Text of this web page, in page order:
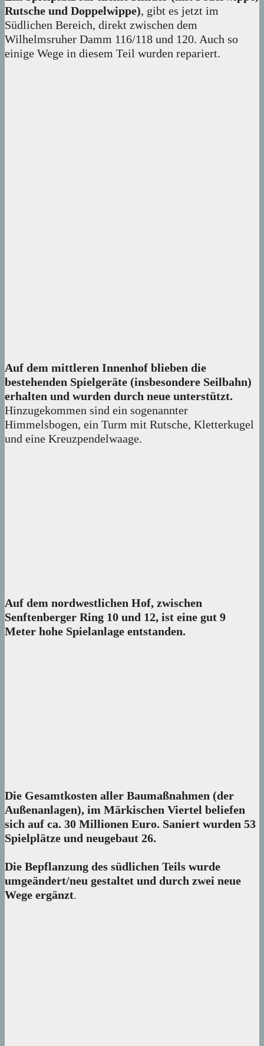
Rutsche und Doppelwippe), gibt es jetzt im
Südlichen Bereich, direkt zwischen dem
Wilhelmsruher Damm 116/118 und 120. Auch so
einige Wege in diesem Teil wurden repariert.
Auf dem mittleren Innenhof blieben die
bestehenden Spielgeräte (insbesondere Seilbahn)
erhalten und wurden durch neue unterstützt.
Hinzugekommen sind ein sogenannter
Himmelsbogen, ein Turm mit Rutsche, Kletterkugel
und eine Kreuzpendelwaage.
Auf dem nordwestlichen Hof, zwischen
Senftenberger Ring 10 und 12, ist eine gut 9
Meter hohe Spielanlage entstanden.
Die Gesamtkosten aller Baumaßnahmen (der
Außenanlagen), im Märkischen Viertel beliefen
sich auf ca. 30 Millionen Euro. Saniert wurden 53
Spielplätze und neugebaut 26.
Die Bepflanzung des südlichen Teils wurde
umgeändert/neu gestaltet und durch zwei neue
Wege ergänzt.